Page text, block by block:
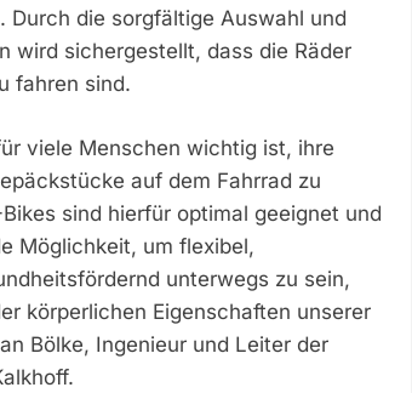
Durch die sorgfältige Auswahl und
wird sichergestellt, dass die Räder
fahren sind.
viele Menschen wichtig ist, ihre
auf dem Fahrrad zu
sind hierfür optimal geeignet und
Möglichkeit, um flexibel,
unterwegs zu sein,
körperlichen Eigenschaften unserer
Bölke, Ingenieur und Leiter der